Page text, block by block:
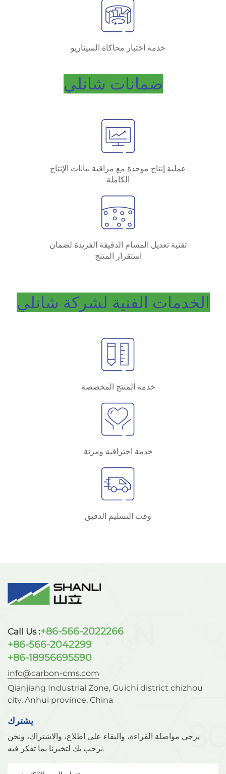
خدمة اختبار محاكاة السيناريو
ضمانات شانلي
عملية إنتاج موحدة مع مراقبة بيانات الإنتاج
الكاملة
تقنية تعديل المسام الدقيقة الفريدة لضمان
استقرار المنتج
الخدمات الفنية لشركة شانلي
خدمة المنتج المخصصة
خدمة احترافية ومرنة
وقت التسليم الدقيق
Call Us :+86-566-2022266
+86-566-2042299
+86-18956695590
info@carbon-cms.com
Qianjiang Industrial Zone, Guichi district chizhou
city, Anhui province, China
يشترك
يرجى مواصلة القراءة، والبقاء على اطلاع، والاشتراك، ونحن
نرحب بك لتخبرنا بما تفكر فيه.